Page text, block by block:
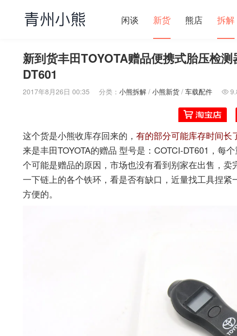
闲谈 新货 熊店 拆解
新到货丰田TOYOTA赠品便携式胎压检
DT601
2017年8月26日 00:35 分类： 小熊拆解 / 小熊新货 / 车载配件 
这个货是小熊收库存回来的， 有的部分可能库存时间长
来是丰田TOYOTA的赠品 型号是：COTCI-DT601，每
个可能是赠品的原因，市场也没有看到别家在出售，
一下链上的各个铁环，看是否有缺口，近量找工具捏
方便的。